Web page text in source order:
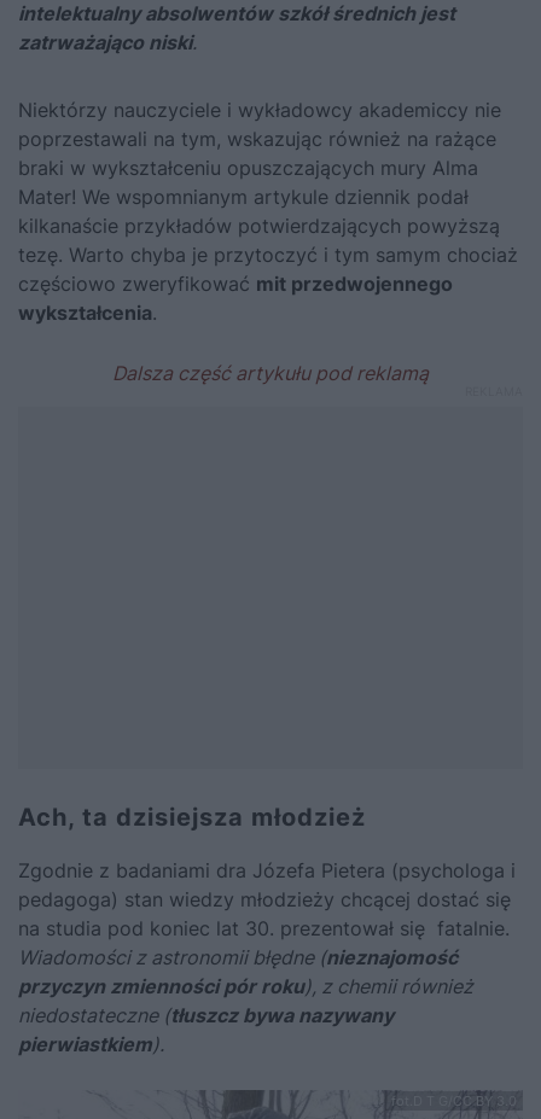
intelektualny absolwentów szkół średnich jest
zatrważająco niski.
Niektórzy nauczyciele i wykładowcy akademiccy nie
poprzestawali na tym, wskazując również na rażące
braki w wykształceniu opuszczających mury Alma
Mater! We wspomnianym artykule dziennik podał
kilkanaście przykładów potwierdzających powyższą
tezę. Warto chyba je przytoczyć i tym samym chociaż
częściowo zweryfikować mit przedwojennego
wykształcenia.
Ach, ta dzisiejsza młodzież
Zgodnie z badaniami dra Józefa Pietera (psychologa i
pedagoga) stan wiedzy młodzieży chcącej dostać się
na studia pod koniec lat 30. prezentował się fatalnie.
Wiadomości z astronomii błędne (nieznajomość
przyczyn zmienności pór roku), z chemii również
niedostateczne (tłuszcz bywa nazywany
pierwiastkiem).
fot.D T G/CC BY 3.0